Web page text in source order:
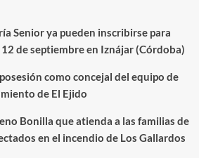
Senior ya pueden inscribirse para
de septiembre en Iznájar (Córdoba)
como concejal del equipo de
de El Ejido
Bonilla que atienda a las familias de
en el incendio de Los Gallardos